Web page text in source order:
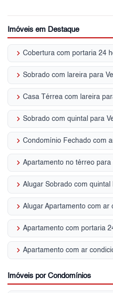
Imóveis em Destaque
keyboard_arrow_right
keyboard_arrow_right Sobrado com lareira para
keyboard_arrow_right
keyboard_arrow_right Sobrado com quintal para
keyboard_arrow_right
keyboard_arrow_right
keyboard_arrow_right Alugar Sobrado com quintal
keyboard_arrow_right
keyboard_arrow_right
keyboard_arrow_right
Imóveis por Condomínios